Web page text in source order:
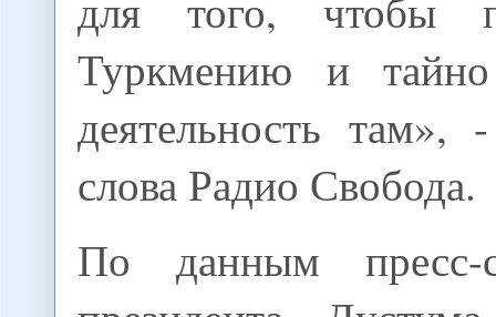
Туркмению и
деятельность там»,
слова Радио Свобода.
По данным пресс-